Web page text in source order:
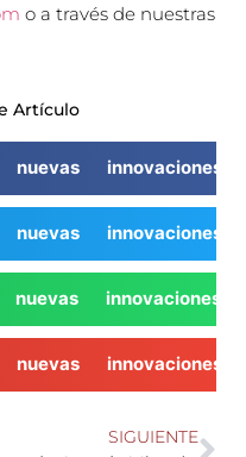
o a través de nuestras
Artículo
nuevas
nuevas
nuevas
nuevas
SIGUIENTE